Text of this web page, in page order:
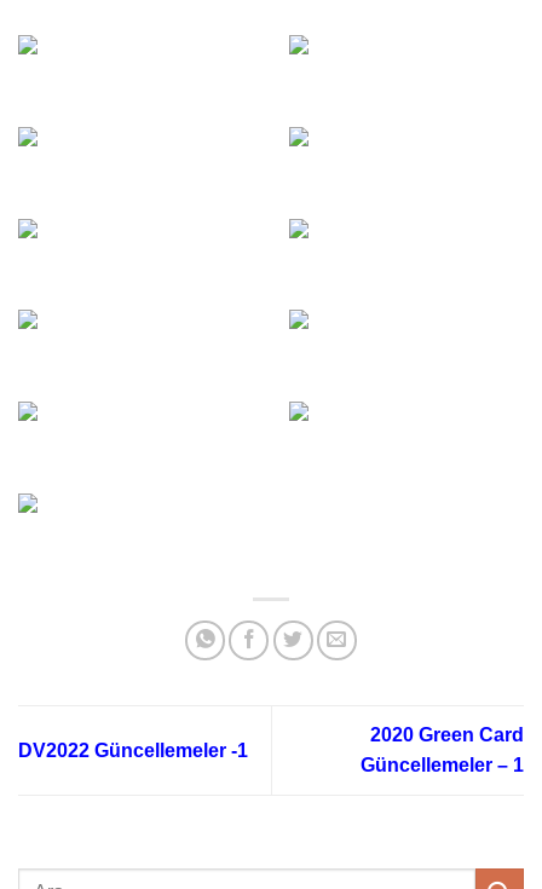
DV2022 Güncellemeler -1
2020 Green Card
Güncellemeler – 1